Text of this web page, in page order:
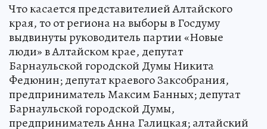
Что касается представителией Алтайского
края, то от региона на выборы в Госдуму
выдвинуты руководитель партии «Новые
люди» в Алтайском крае, депутат
Барнаульской городской Думы Никита
Федюнин; депутат краевого Заксобрания,
предприниматель Максим Банных; депутат
Барнаульской городской Думы,
предприниматель Анна Галицкая; алтайский